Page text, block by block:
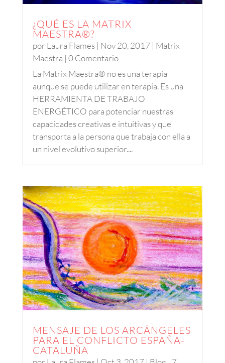
¿QUÉ ES LA MATRIX
MAESTRA®?
por Laura Flames| Nov 20, 2017 | Matrix
Maestra | 0 Comentario
La Matrix Maestra® no es una terapia
aunque se puede utilizar en terapia. Es una
HERRAMIENTA DE TRABAJO
ENERGÉTICO para potenciar nuestras
capacidades creativas e intuitivas y que
transporta a la persona que trabaja con ella a
un nivel evolutivo superior....
MENSAJE DE LOS ARCÁNGELES
PARA EL CONFLICTO ESPAÑA-
CATALUÑA